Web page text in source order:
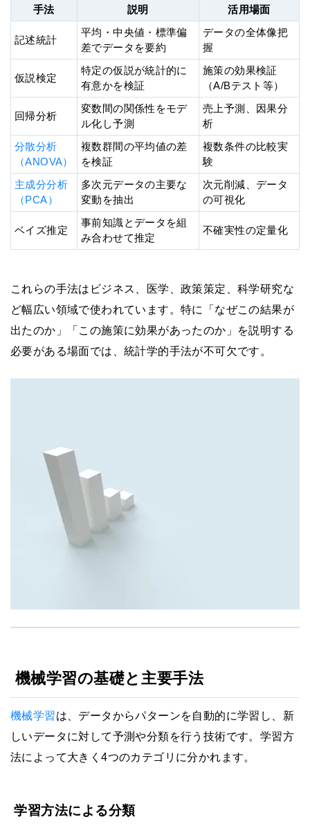
手法 説明 活用場面
記述統計
平均・中央値・標準偏
差でデータを要約
データの全体像把
握
仮説検定
特定の仮説が統計的に
有意かを検証
施策の効果検証
（A/Bテスト等）
回帰分析
変数間の関係性をモデ
ル化し予測
売上予測、因果分
析
分散分析
（ANOVA）
複数群間の平均値の差
を検証
複数条件の比較実
験
主成分分析
（PCA）
多次元データの主要な
変動を抽出
次元削減、データ
の可視化
ベイズ推定
事前知識とデータを組
み合わせて推定
不確実性の定量化
これらの手法はビジネス、医学、政策策定、科学研究な
ど幅広い領域で使われています。特に「なぜこの結果が
出たのか」「この施策に効果があったのか」を説明する
必要がある場面では、統計学的手法が不可欠です。
機械学習の基礎と主要手法
機械学習は、データからパターンを自動的に学習し、新
しいデータに対して予測や分類を行う技術です。学習方
法によって大きく4つのカテゴリに分かれます。
学習方法による分類